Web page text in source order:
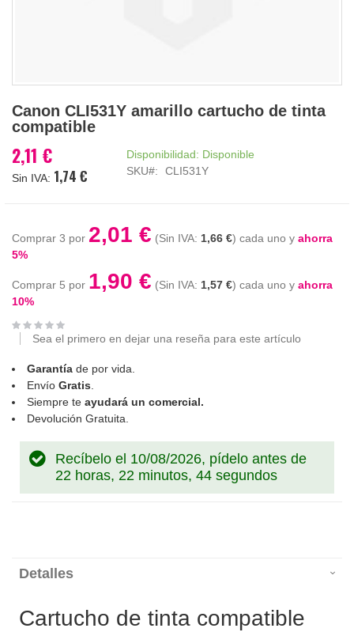
al
comienzo
la
galería
Canon CLI531Y amarillo cartucho de tinta
compatible
2,11 €
1,74 €
Disponibilidad: Disponible
SKU
CLI531Y
Comprar 3 por 2,01 € 1,66 € cada uno y ahorra
5%
Comprar 5 por 1,90 € 1,57 € cada uno y ahorra
10%
Sea el primero en dejar una reseña para este artículo
Garantía de por vida.
Envío Gratis.
Siempre te ayudará un comercial.
Devolución Gratuita.
Recíbelo el 10/08/2026, pídelo antes de
22 horas, 22 minutos, 44 segundos
Detalles
Cartucho de tinta compatible